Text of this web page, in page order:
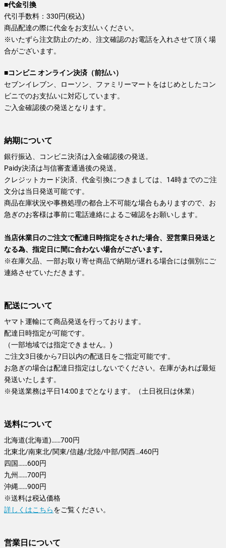
■代金引換
代引手数料：330円(税込)
商品配達の際に代金をお支払いください。
※いたずら注文防止のため、注文確認のお電話を入れさせて頂く場
合がございます。
■コンビニ オンライン決済（前払い）
セブンイレブン、ローソン、ファミリーマートをはじめとしたコン
ビニでのお支払いに対応しています。
ご入金確認後の発送となります。
納期について
銀行振込、コンビニ決済は入金確認後の発送。
Paidy決済は与信審査通過後の発送。
クレジットカード決済、代金引換につきましては、14時までのご注
文分は当日発送可能です。
商品在庫状況や事務処理の都合上不可能な場合もありますので、お
急ぎのお客様は事前に電話連絡によるご確認をお願いします。
当店休業日のご注文で配達日時指定をされた場合、翌営業日発送と
なる為、指定日に間に合わない場合がございます。
※在庫欠品、一部お取り寄せ商品で納期が遅れる場合には個別にご
連絡させていただきます。
配送について
ヤマト運輸にて商品発送を行っております。
配達日時指定が可能です。
（一部地域では指定できません。)
ご注文3日後から7日以内の配送日をご指定可能です。
お急ぎの場合は配達日指定はしないでください。在庫があれば最短
発送いたします。
※発送業務は平日14:00までとなります。（土日祝日は休業）
送料について
北海道(北海道)……700円
北東北/南東北/関東/信越/北陸/中部/関西…460円
四国……600円
九州……700円
沖縄……900円
※送料は税込価格
詳しくはこちらをご覧ください。
営業日について